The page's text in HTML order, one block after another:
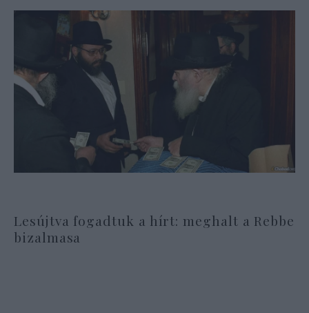
Lesújtva fogadtuk a hírt: meghalt a Rebbe
bizalmasa